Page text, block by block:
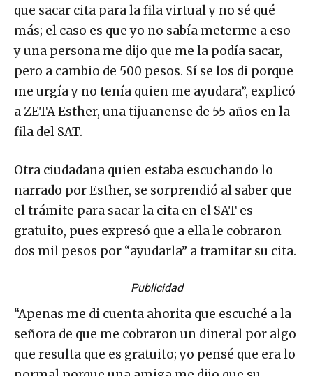
que sacar cita para la fila virtual y no sé qué
más; el caso es que yo no sabía meterme a eso
y una persona me dijo que me la podía sacar,
pero a cambio de 500 pesos. Sí se los di porque
me urgía y no tenía quien me ayudara”, explicó
a ZETA Esther, una tijuanense de 55 años en la
fila del SAT.
Otra ciudadana quien estaba escuchando lo
narrado por Esther, se sorprendió al saber que
el trámite para sacar la cita en el SAT es
gratuito, pues expresó que a ella le cobraron
dos mil pesos por “ayudarla” a tramitar su cita.
Publicidad
“Apenas me di cuenta ahorita que escuché a la
señora de que me cobraron un dineral por algo
que resulta que es gratuito; yo pensé que era lo